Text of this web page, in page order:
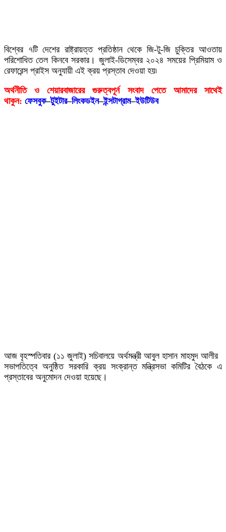
বিশ্বের ৭টি দেশের রাষ্ট্রায়ত্ত প্রতিষ্ঠান থেকে জি-টু-জি চুক্তির আওতায়
পরিশোধিত তেল কিনবে সরকার। জুলাই-ডিসেম্বর ২০২৪ সময়ের প্রিমিয়াম ও
রেফারেন্স প্রাইস অনুযায়ী এই ক্রয় প্রস্তাব দেওয়া হয়৷
অর্থনীতি ও শেয়ারবাজারের গুরুত্বপূর্ন সংবাদ পেতে আমাদের সাথেই
থাকুন: ফেসবুক–টুইটার–লিংকডইন–ইন্সটাগ্রাম–ইউটিউব
আজ বৃহস্পতিবার (১১ জুলাই) সচিবালয়ে অর্থমন্ত্রী আবুল হাসান মাহমুদ আলীর
সভাপতিত্বে অনুষ্ঠিত সরকারি ক্রয় সংক্রান্ত মন্ত্রিসভা কমিটির বৈঠকে এ
প্রস্তাবের অনুমোদন দেওয়া হয়েছে।